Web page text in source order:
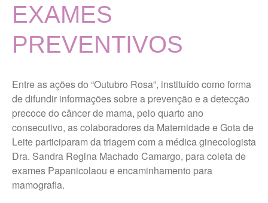
Últimas Notícias
Portal da Transparência
Ouvidoria Maternidade Gota
de Leite
Trabalhe Conosco Geral
EXAMES
PREVENTIVOS
Entre as ações do “Outubro Rosa”, instituído como forma
de difundir informações sobre a prevenção e a detecção
precoce do câncer de mama, pelo quarto ano
consecutivo, as colaboradores da Maternidade e Gota de
Leite participaram da triagem com a médica ginecologista
Dra. Sandra Regina Machado Camargo, para coleta de
exames Papanicolaou e encaminhamento para
mamografia.